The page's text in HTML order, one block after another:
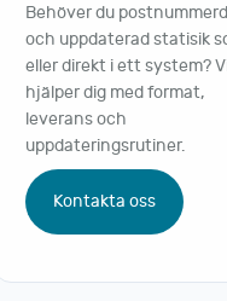
Behöver du
och uppdaterad statisik
eller direkt i ett system?
hjälper dig med format,
leverans och
uppdateringsrutiner.
Kontakta oss